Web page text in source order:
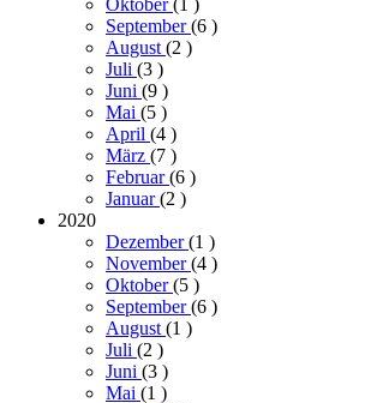
Oktober(1 )
September(6 )
August(2 )
Juli (3 )
Juni (9 )
Mai (5 )
April (4 )
März (7 )
Februar(6 )
Januar(2 )
2020
Dezember(1 )
November(4 )
Oktober(5 )
September(6 )
August(1 )
Juli (2 )
Juni (3 )
Mai (1 )